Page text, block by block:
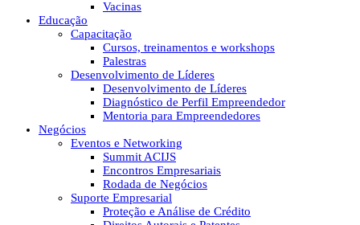
Vacinas
Educação
Capacitação
Cursos, treinamentos e workshops
Palestras
Desenvolvimento de Líderes
Desenvolvimento de Líderes
Diagnóstico de Perfil Empreendedor
Mentoria para Empreendedores
Negócios
Eventos e Networking
Summit ACIJS
Encontros Empresariais
Rodada de Negócios
Suporte Empresarial
Proteção e Análise de Crédito